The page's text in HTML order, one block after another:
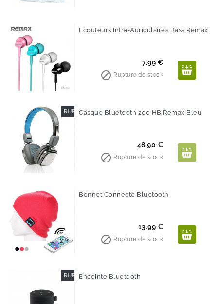
Ecouteurs Intra-Auriculaires Bass Remax
Prix
7.99 €
 Rupture de stock
RUPTURE DE STOCK
Casque Bluetooth 200 HB Remax Bleu
Prix
48.90 €
 Rupture de stock
Bonnet Connecté Bluetooth
Prix
13.99 €
 Rupture de stock
RUPTURE DE STOCK
Enceinte Bluetooth